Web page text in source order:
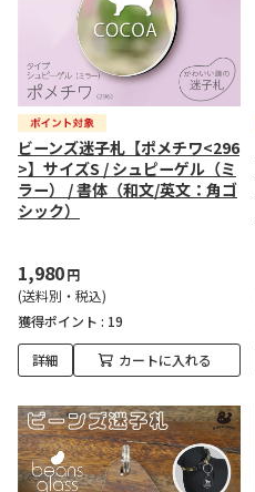
ビーンズ迷子札【ポメチワ<296
>】サイズS / シュピーゲル（ミ
ラー） / 書体（和文/英文：角ゴ
シック）
1,980円
(送料別・税込)
獲得ポイント : 19
詳細 カートに入れる